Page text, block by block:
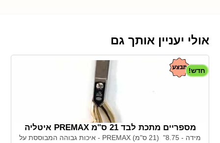
אולי יעניין אותך גם
חדש!
מספריים מתכת לבד 21 ס"מ PREMAX איטליה
מידה - 8.75" (21 ס"מ) PREMAX - איכות גבוהה המבוססת על